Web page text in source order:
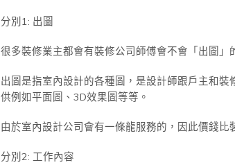
分別1: 出圖
很多裝修業主都會有裝修公司師傅會不會「出圖」
出圖是指室內設計的各種圖，是設計師跟戶主和
供例如平面圖、3D效果圖等等。
由於室內設計公司會有一條龍服務的，因此價錢比
分別2: 工作內容